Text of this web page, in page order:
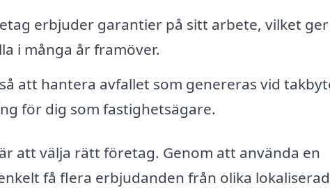
erbjuder garantier på sitt arbete, vilket
i många år framöver.
att hantera avfallet som genereras vid
för dig som fastighetsägare.
att välja rätt företag. Genom att använda en
få flera erbjudanden från olika